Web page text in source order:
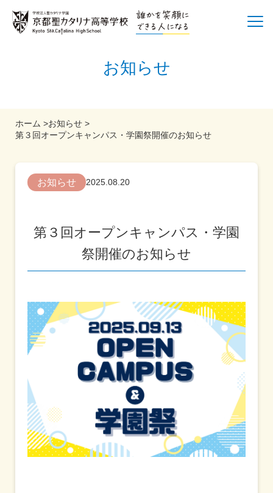
お知らせ
ホーム >お知らせ >
第３回オープンキャンパス・学園祭開催のお知らせ
お知らせ 2025.08.20
第３回オープンキャンパス・学園
祭開催のお知らせ